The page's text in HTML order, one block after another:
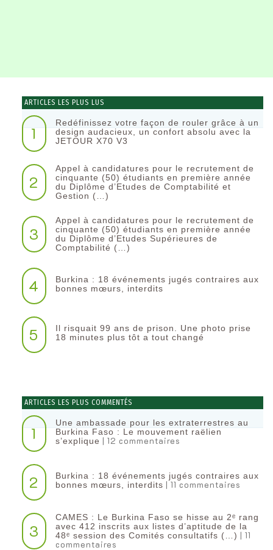
ARTICLES LES PLUS LUS
1
Redéfinissez votre façon de rouler grâce à un
design audacieux, un confort absolu avec la
JETOUR X70 V3
2
Appel à candidatures pour le recrutement de
cinquante (50) étudiants en première année
du Diplôme d’Etudes de Comptabilité et
Gestion (…)
3
Appel à candidatures pour le recrutement de
cinquante (50) étudiants en première année
du Diplôme d’Etudes Supérieures de
Comptabilité (…)
4
Burkina : 18 événements jugés contraires aux
bonnes mœurs, interdits
5
Il risquait 99 ans de prison. Une photo prise
18 minutes plus tôt a tout changé
ARTICLES LES PLUS COMMENTÉS
1
Une ambassade pour les extraterrestres au
Burkina Faso : Le mouvement raëlien
s’explique | 12 commentaires
2
Burkina : 18 événements jugés contraires aux
bonnes mœurs, interdits | 11 commentaires
3
CAMES : Le Burkina Faso se hisse au 2ᵉ rang
avec 412 inscrits aux listes d’aptitude de la
48ᵉ session des Comités consultatifs (…) | 11
commentaires